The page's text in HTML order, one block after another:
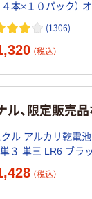
本×１０パック）
(1306)
（税込）
ル、限定販売
クル アルカリ乾電
３ 単三 LR6 ブラ
（税込）